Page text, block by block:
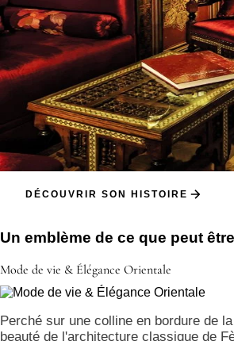
DÉCOUVRIR SON HISTOIRE
Un emblème de ce que peut
Mode de vie & Élégance Orientale
Perché sur une colline en bordure de
beauté de l'architecture classique de